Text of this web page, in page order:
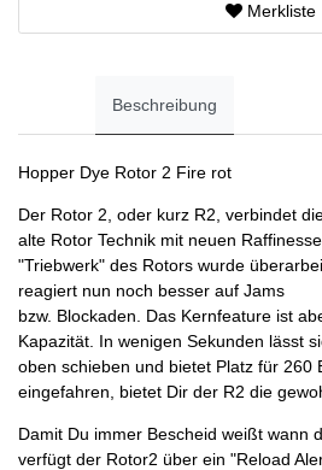
Merkliste
Beschreibung
Hopper Dye Rotor 2 Fire rot
Der Rotor 2, oder kurz R2, verbindet
alte Rotor Technik mit neuen
"Triebwerk" des Rotors wurde
reagiert nun noch besser auf Jams
bzw. Blockaden. Das Kernfeature ist
Kapazität. In wenigen Sekunden lässt
oben schieben und bietet Platz für 260
eingefahren, bietet Dir der R2 die
Damit Du immer Bescheid weißt wann
verfügt der Rotor2 über ein "Reload